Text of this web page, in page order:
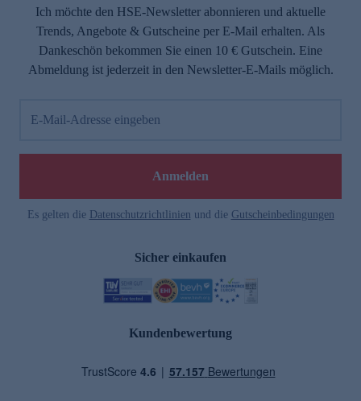
Ich möchte den HSE-Newsletter abonnieren und aktuelle
Trends, Angebote & Gutscheine per E-Mail erhalten. Als
Dankeschön bekommen Sie einen 10 € Gutschein. Eine
Abmeldung ist jederzeit in den Newsletter-E-Mails möglich.
E-Mail-Adresse eingeben
Anmelden
Es gelten die Datenschutzrichtlinien und die Gutscheinbedingungen
Sicher einkaufen
Kundenbewertung